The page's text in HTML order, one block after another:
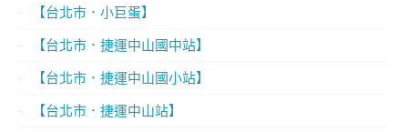
【台北市．小巨蛋】
【台北市．捷運中山國中站】
【台北市．捷運中山國小站】
【台北市．捷運中山站】